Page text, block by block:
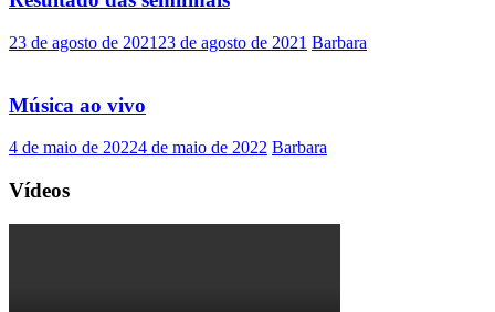
23 de agosto de 2021 23 de agosto de 2021 Barbara
Música ao vivo
4 de maio de 20224 de maio de 2022 Barbara
Vídeos